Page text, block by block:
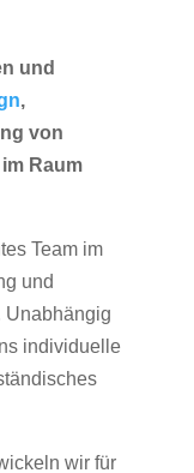
und
,
von
Raum
Team im
und
Unabhängig
individuelle
wir für